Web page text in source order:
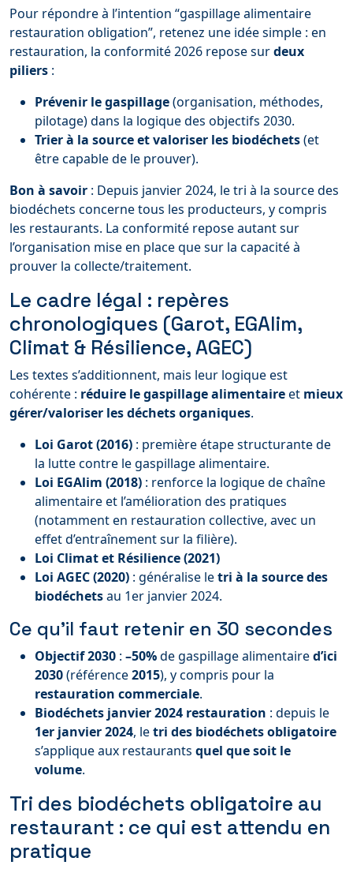
Pour répondre à l’intention “gaspillage alimentaire
restauration obligation”, retenez une idée simple : en
restauration, la conformité 2026 repose surdeux
piliers :
Prévenir le gaspillage(organisation, méthodes,
pilotage) dans la logique des objectifs 2030.
Trier à la source et valoriser les biodéchets(et
être capable de le prouver).
Bon à savoir : Depuis janvier 2024, le tri à la source des
biodéchets concerne tous les producteurs, y compris
les restaurants. La conformité repose autant sur
l’organisation mise en place que sur la capacité à
prouver la collecte/traitement.
Le cadre légal : repères
chronologiques (Garot, EGAlim,
Climat & Résilience, AGEC)
Les textes s’additionnent, mais leur logique est
cohérente : réduire le gaspillage alimentaireet mieux
gérer/valoriser les déchets organiques.
Loi Garot (2016) : première étape structurante de
la lutte contre le gaspillage alimentaire.
Loi EGAlim (2018) : renforce la logique de chaîne
alimentaire et l’amélioration des pratiques
(notamment en restauration collective, avec un
effet d’entraînement sur la filière).
Loi Climat et Résilience (2021)
Loi AGEC (2020) : généralise letri à la source des
biodéchetsau 1er janvier 2024.
Ce qu’il faut retenir en 30 secondes
Objectif 2030 : –50%de gaspillage alimentaired’ici
2030(référence2015), y compris pour la
restauration commerciale.
Biodéchets janvier 2024 restauration : depuis le
1er janvier 2024, letri des biodéchets obligatoire
s’applique aux restaurants quel que soit le
volume.
Tri des biodéchets obligatoire au
restaurant : ce qui est attendu en
pratique